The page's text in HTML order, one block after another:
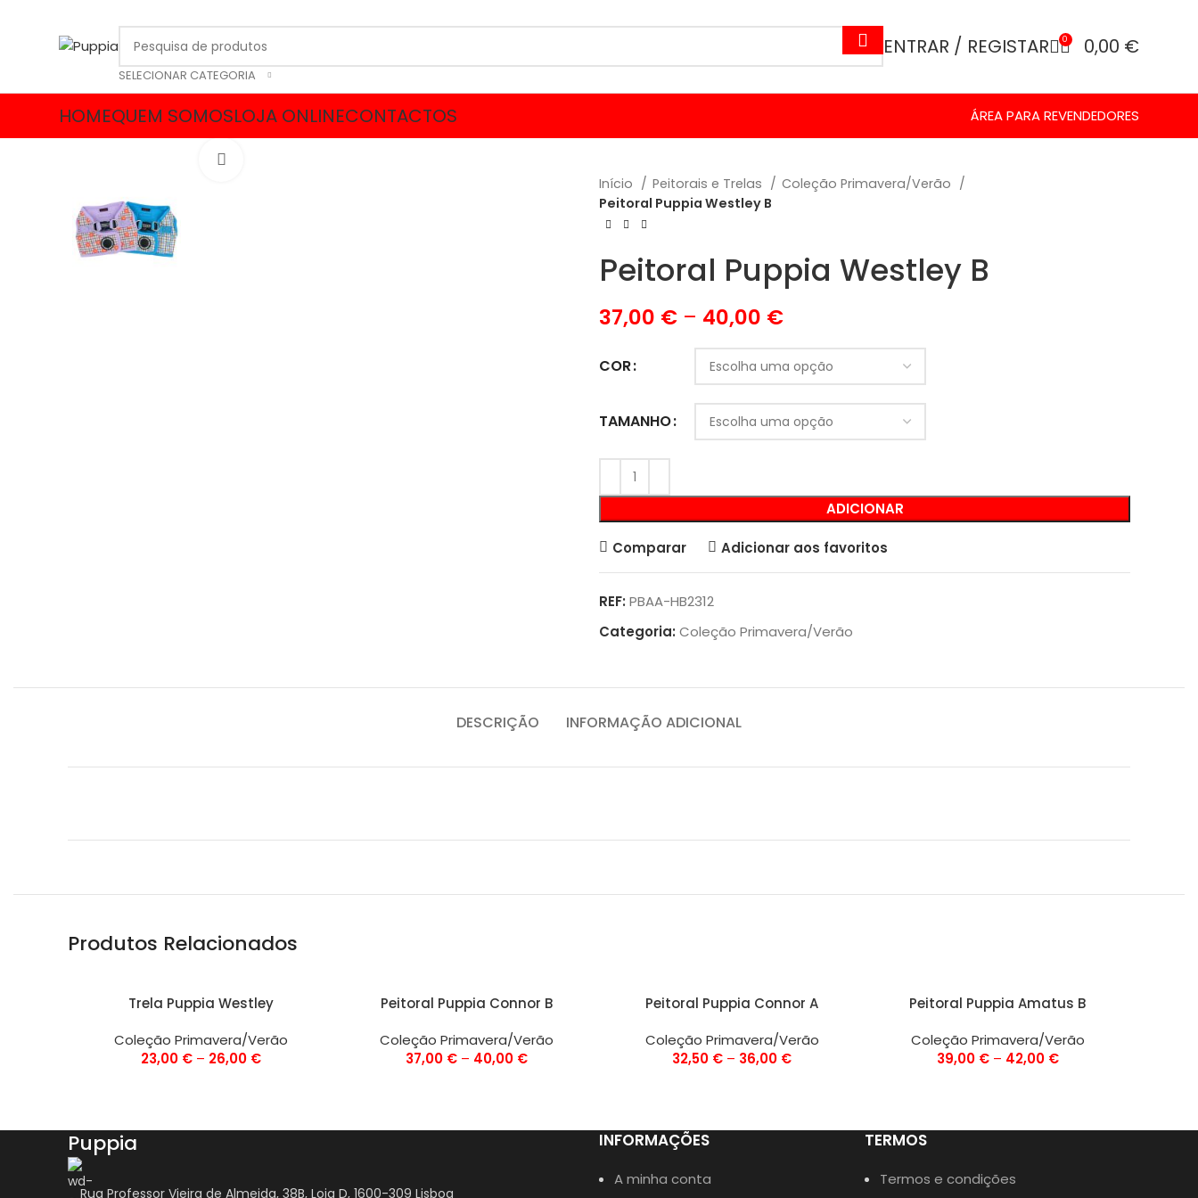
SELECIONAR CATEGORIA
ENTRAR / REGISTAR 0 0,00 €
HOMEQUEM SOMOSLOJA ONLINECONTACTOS ÁREA PARA REVENDEDORES
Início Peitorais e Trelas
Coleção Primavera/Verão
Peitoral Puppia Westley B
Peitoral Puppia Westley B
37,00 € – 40,00 €
COR
TAMANHO
ADICIONAR
Comparar Adicionar aos favoritos
REF: PBAA-HB2312
Categoria: Coleção Primavera/Verão
DESCRIÇÃO INFORMAÇÃO ADICIONAL
Produtos Relacionados
VER OPÇÕESTrela Puppia Westley
Coleção Primavera/Verão
23,00 € – 26,00 €
VER OPÇÕES
Peitoral Puppia Connor B
Coleção Primavera/Verão
37,00 € – 40,00 €
VER OPÇÕES
Peitoral Puppia Connor A
Coleção Primavera/Verão
32,50 € – 36,00 €
VER OPÇÕES
Peitoral Puppia Amatus B
Coleção Primavera/Verão
39,00 € – 42,00 €
Puppia
Rua Professor Vieira de Almeida, 38B, Loja D, 1600-309 Lisboa
INFORMAÇÕES
A minha conta
TERMOS
Termos e condições